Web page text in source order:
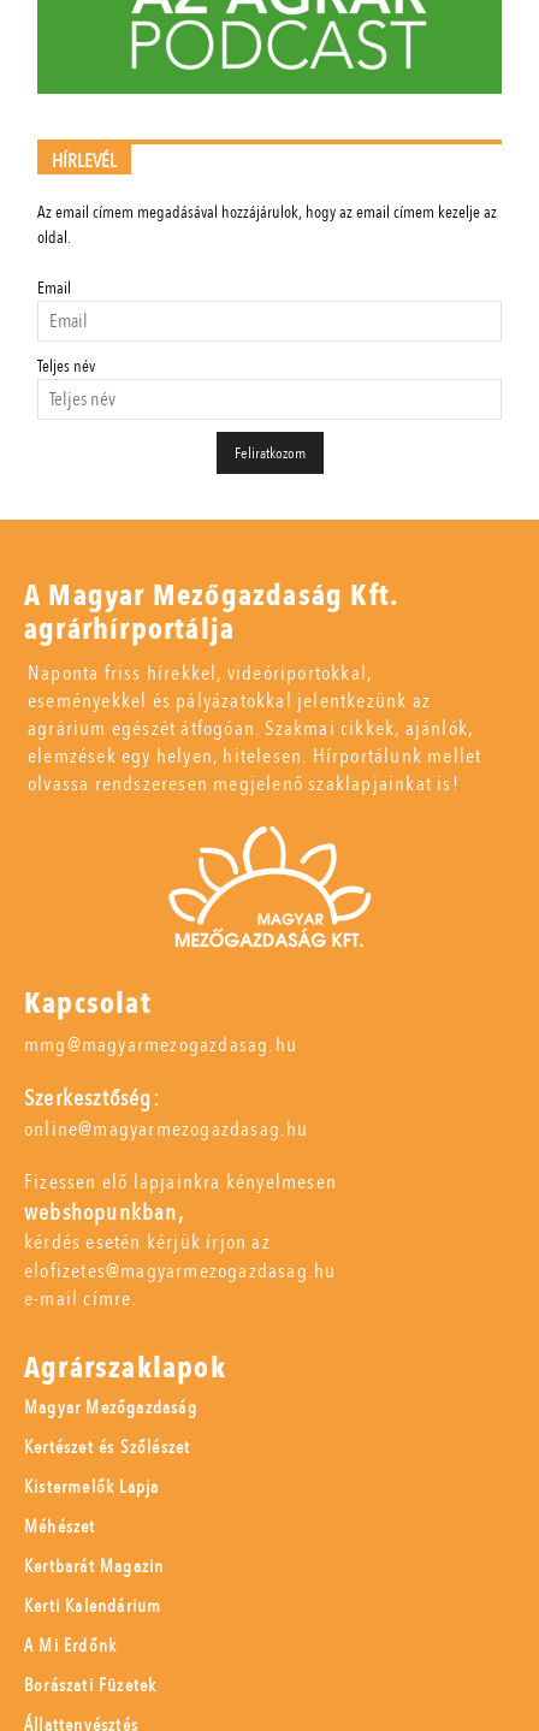
HÍRLEVÉL
Az email címem megadásával hozzájárulok, hogy az email címem kezelje az
oldal.
Email
Teljes név
A Magyar Mezőgazdaság Kft.
agrárhírportálja
Naponta friss hírekkel, videóriportokkal,
eseményekkel és pályázatokkal jelentkezünk az
agrárium egészét átfogóan. Szakmai cikkek, ajánlók,
elemzések egy helyen, hitelesen. Hírportálunk mellet
olvassa rendszeresen megjelenő szaklapjainkat is!
Kapcsolat
mmg@magyarmezogazdasag.hu
Szerkesztőség:
online@magyarmezogazdasag.hu
Fizessen elő lapjainkra kényelmesen
webshopunkban,
kérdés esetén kérjük írjon az
elofizetes@magyarmezogazdasag.hu
e-mail címre.
Agrárszaklapok
Magyar Mezőgazdaság
Kertészet és Szőlészet
Kistermelők Lapja
Méhészet
Kertbarát Magazin
Kerti Kalendárium
A Mi Erdőnk
Borászati Füzetek
Állattenyésztés